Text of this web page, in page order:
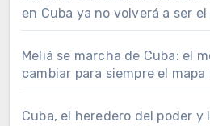
en Cuba ya no volverá a ser el
Meliá se marcha de Cuba: el
cambiar para siempre el
Cuba, el heredero del poder